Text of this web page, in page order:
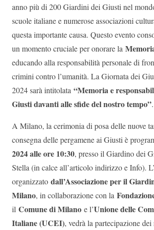
anno più di 200 Giardini dei Giusti nel
scuole italiane e numerose associazioni
questa importante causa. Questo evento
un momento cruciale per onorare la
educando alla responsabilità personale di
crimini contro l’umanità. La Giornata dei
2024 sarà intitolata “Memoria e
Giusti davanti alle sfide del nostro tempo”.
A Milano, la cerimonia di posa delle nuove
consegna delle pergamene ai Giusti è
2024 alle ore 10:30, presso il Giardino dei
Stella (in calce all’articolo indirizzo e Info).
organizzato dall’Associazione per il
Milano, in collaborazione con la
il Comune di Milano e l’Unione delle
Italiane (UCEI), vedrà la partecipazione